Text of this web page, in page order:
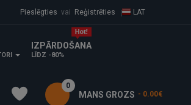
Pieslēgties vai Reģistrēties LAT
IZPĀRDOŠANA
LĪDZ -80%
MANS GROZS
0
- 0.00€